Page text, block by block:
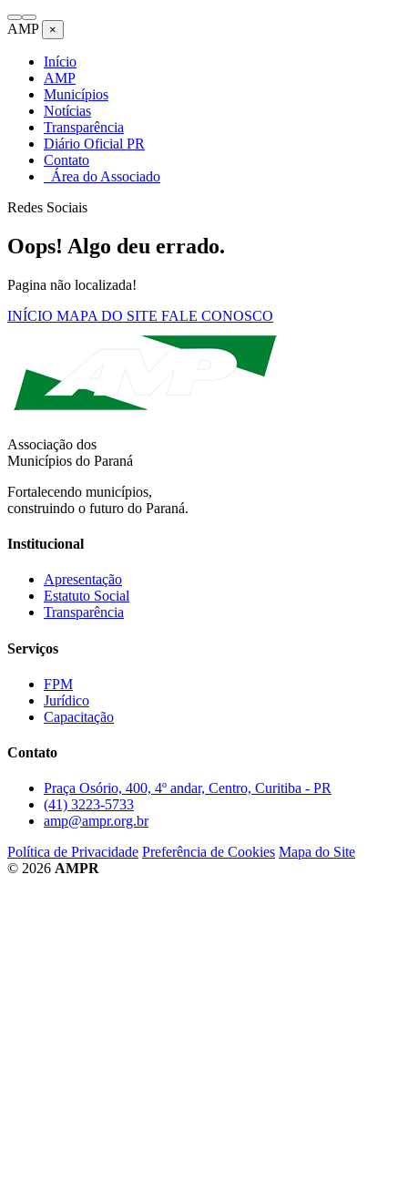
AMP ×
Início
AMP
Municípios
Notícias
Transparência
Diário Oficial PR
Contato
Área do Associado
Redes Sociais
Oops! Algo deu errado.
Pagina não localizada!
INÍCIO MAPA DO SITE FALE CONOSCO
Associação dos
Municípios do Paraná
Fortalecendo municípios,
construindo o futuro do Paraná.
Institucional
Apresentação
Estatuto Social
Transparência
Serviços
FPM
Jurídico
Capacitação
Contato
Praça Osório, 400, 4º andar, Centro, Curitiba - PR
(41) 3223-5733
amp@ampr.org.br
Política de Privacidade Preferência de Cookies Mapa do Site
© 2026 AMPR